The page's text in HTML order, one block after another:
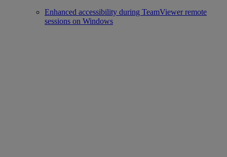
Enhanced accessibility during TeamViewer remote
sessions on Windows